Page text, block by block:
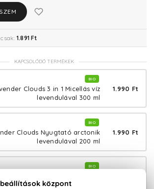
1.891 Ft
KAPCSOLÓDÓ TERMÉKEK
BIO
Clouds 3 in 1 Micellás víz
levendulával 300 ml
1.990 Ft
BIO
Clouds Nyugtató arctonik
levendulával 200 ml
1.990 Ft
BIO
arcelixír levendulával 30 ml